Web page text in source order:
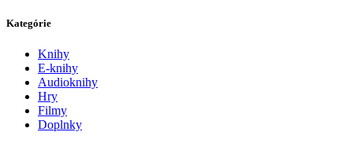
Kategórie
Knihy
E-knihy
Audioknihy
Hry
Filmy
Doplnky